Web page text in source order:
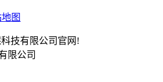
图
技有限公司官网!